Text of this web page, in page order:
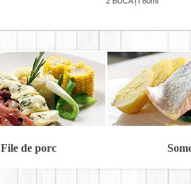
File de porc